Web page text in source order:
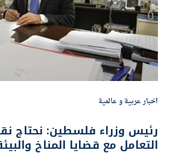
اخبار عربية و عالمية
رئيس وزراء فلسطين: نحتاج
التعامل مع قضايا المناخ